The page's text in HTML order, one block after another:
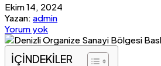
Ekim 14, 2024
Yazan: admin
Yorum yok
İÇİNDEKİLER